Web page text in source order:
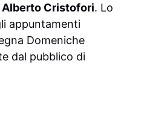
Alberto Cristofori. Lo
appuntamenti
Domeniche
dal pubblico di